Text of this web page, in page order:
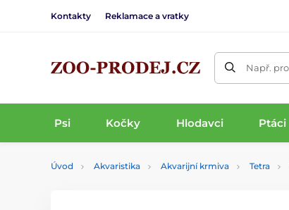
Kontakty Reklamace a vratky
Např.
Psi Kočky Hlodavci Ptáci
Úvod Akvaristika Akvarijní krmiva Tetra